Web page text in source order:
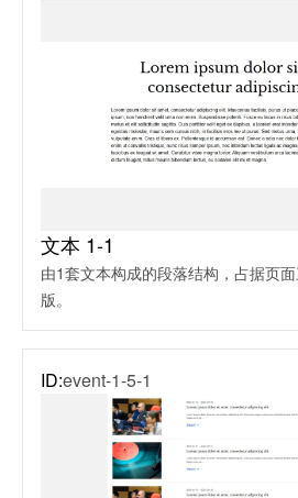
文本 1-1
由1套文本构成的段落结构，占据页
版。
ID:event-1-5-1